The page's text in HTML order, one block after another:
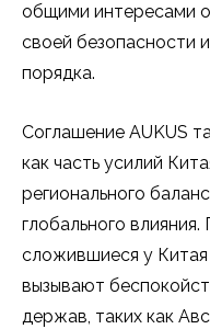
общими интересами
своей безопасности
порядка.
Соглашение AUKUS
как часть усилий
регионального
глобального
сложившиеся у Китая
вызывают
держав, таких как